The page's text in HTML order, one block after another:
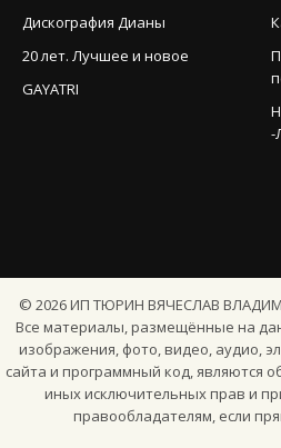
Дискография Дианы
20 лет. Лучшее и новое
GAYATRI
-
© 2026ИП ТЮРИН ВЯЧЕСЛАВ
Все материалы, размещённые на
изображения, фото, видео, аудио,
сайта и программный код, являются
иных исключительных прав и
правообладателям, если